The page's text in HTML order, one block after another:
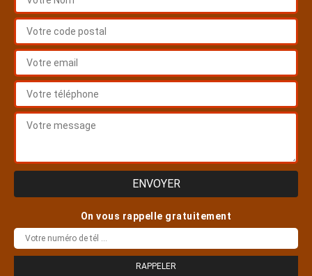
On vous rappelle gratuitement